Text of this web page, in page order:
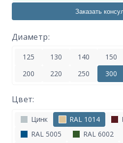
Заказать
Диаметр:
125 130 140 150
200
220 250 300
Цвет:
Цинк RAL 1014
RAL 5005
RAL 6002